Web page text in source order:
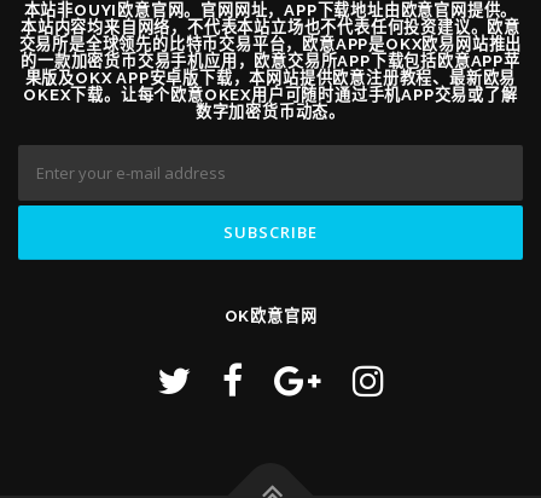
本站非OUYI欧意官网。官网网址，APP下载地址由欧意官网提供。
本站内容均来自网络，不代表本站立场也不代表任何投资建议。欧意
交易所是全球领先的比特币交易平台，欧意APP是OKX欧易网站推出
的一款加密货币交易手机应用，欧意交易所APP下载包括欧意APP苹
果版及OKX APP安卓版下载，本网站提供欧意注册教程、最新欧易
OKEX下载。让每个欧意OKEX用户可随时通过手机APP交易或了解
数字加密货币动态。
OK欧意官网